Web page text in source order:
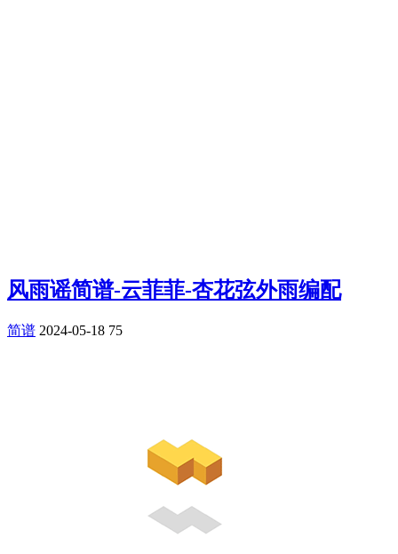
风雨谣简谱-云菲菲-杏花弦外雨编配
简谱 2024-05-18 75